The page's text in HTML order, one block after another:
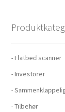
- Flatbed scanner
- Investorer
-
- Tilbehør